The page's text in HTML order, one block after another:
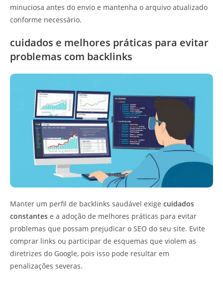
minuciosa antes do envio e mantenha o arquivo atualizado
conforme necessário.
cuidados e melhores práticas para evitar
problemas com backlinks
Manter um perfil de backlinks saudável exige cuidados
constantes e a adoção de melhores práticas para evitar
problemas que possam prejudicar o SEO do seu site. Evite
comprar links ou participar de esquemas que violem as
diretrizes do Google, pois isso pode resultar em
penalizações severas.